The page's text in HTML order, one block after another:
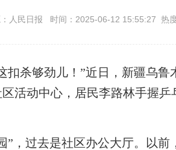
：人民日报 时间：2025-06-12 15:55:27 热
杀够劲儿！”近日，新疆乌鲁
活动中心，居民李路林手握
过去是社区办公大厅。以前